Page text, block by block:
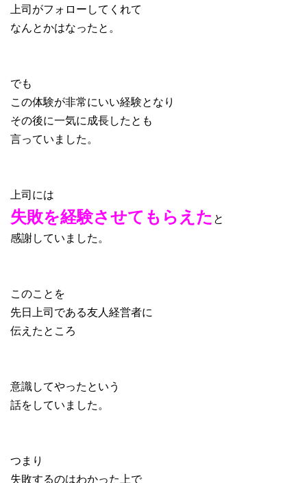
上司がフォローしてくれて
なんとかはなったと。
でも
この体験が非常にいい経験となり
その後に一気に成長したとも
言っていました。
上司には
失敗を経験させてもらえた と
感謝していました。
このことを
先日上司である友人経営者に
伝えたところ
意識してやったという
話をしていました。
つまり
失敗するのはわかった上で